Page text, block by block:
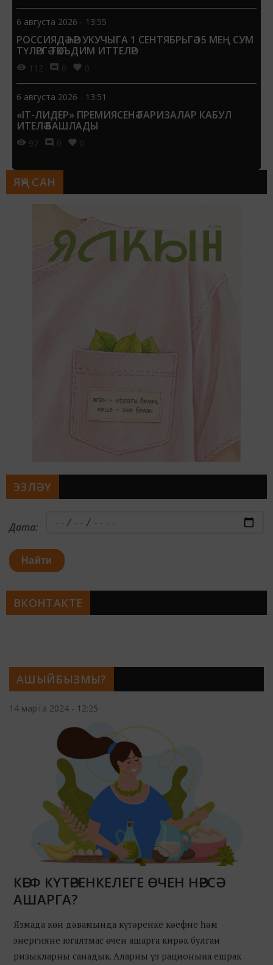
6 августа 2026 - 13:55
РОССИЯДӘ ҺӘР УКУЧЫГА 1 СЕНТЯБРЬГӘ 15 МЕҢ СУМ
ТҮЛӘРГӘ ТӘКЪДИМ ИТТЕЛӘР
112 0 0
6 августа 2026 - 13:51
«IT-ЛИДЕР» ПРЕМИЯСЕНӘ ГАРИЗАЛАР КАБУЛ
ИТЕЛӘ БАШЛАДЫ
97 0 0
АШЫЙБЫЗМЫ?
14 марта 2024 - 12:25
КӘЕФ КҮТӘРЕНКЕЛЕГЕ ӨЧЕН НӘРСӘ
АШАРГА?
Язмада көн дәвамында күтәренке кәефне һәм
энергияне югалтмас өчен ашарга кирәк булган
ризыкларны санадык. Аларны үз рационыңа ешрак
ЯҢА САН
ЭЗЛӘҮ
Дата:
Найти
ВКОНТАКТЕ